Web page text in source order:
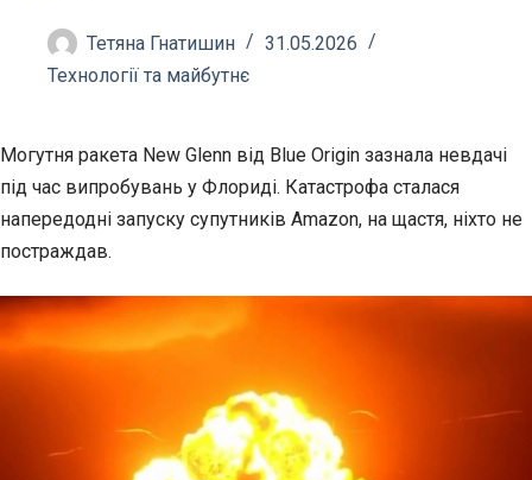
Тетяна Гнатишин
31.05.2026
Технології та майбутнє
Могутня ракета New Glenn від Blue Origin зазнала невдачі
під час випробувань у Флориді. Катастрофа сталася
напередодні запуску супутників Amazon, на щастя, ніхто не
постраждав.